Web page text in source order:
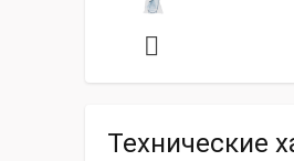
Технические